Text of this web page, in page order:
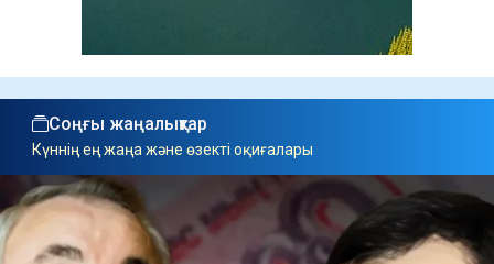
Соңғы жаңалықтар
Күннің ең жаңа және өзекті оқиғалары